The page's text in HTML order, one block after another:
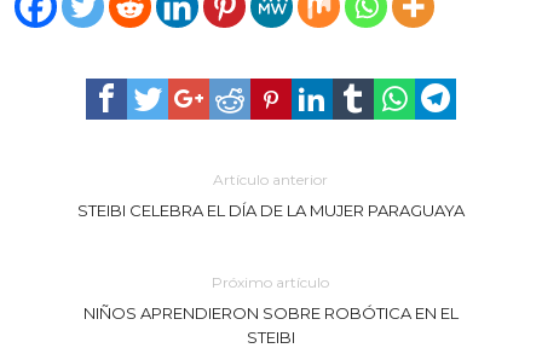
Artículo anterior
STEIBI CELEBRA EL DÍA DE LA MUJER PARAGUAYA
Próximo artículo
NIÑOS APRENDIERON SOBRE ROBÓTICA EN EL
STEIBI